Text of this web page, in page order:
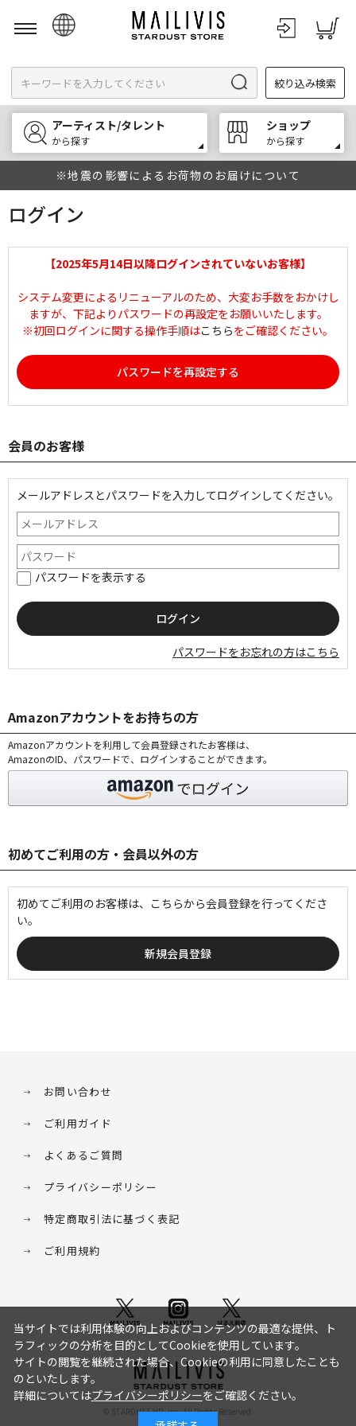
English
한국어
中文
絞り込み検索
アーティスト/タレント
から探す
ショップ
から探す
※地震の影響によるお荷物のお届けについて
ログイン
【2025年5月14日以降ログインされていないお客様】
システム変更によるリニューアルのため、大変お手数をおかけし
ますが、下記よりパスワードの再設定をお願いいたします。
※初回ログインに関する操作手順はこちらをご確認ください。
パスワードを再設定する
会員のお客様
メールアドレスとパスワードを入力してログインしてください。
パスワードを表示する
パスワードをお忘れの方はこちら
Amazonアカウントをお持ちの方
Amazonアカウントを利用して会員登録されたお客様は、
AmazonのID、パスワードで、ログインすることができます。
初めてご利用の方・会員以外の方
初めてご利用のお客様は、こちらから会員登録を行ってくださ
い。
お問い合わせ
ご利用ガイド
よくあるご質問
プライバシーポリシー
特定商取引法に基づく表記
ご利用規約
© STARDUST HD. inc. All Rights Reserved.
当サイトでは利用体験の向上およびコンテンツの最適な提供、ト
ラフィックの分析を目的としてCookieを使用しています。
サイトの閲覧を継続された場合、Cookieの利用に同意したことも
のといたします。
詳細についてはプライバシーポリシーをご確認ください。